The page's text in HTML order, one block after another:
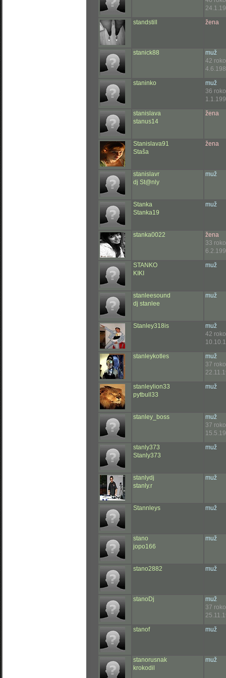
standstill
žena
stanick88
muž
42
staninko
muž
36
stanislava
stanus14
žena
Stanislava91
Staša
žena
stanislavr
dj St@nly
muž
Stanka
Stanka19
muž
stanka0022
žena
33
STANKO
KIKI
muž
stanleesound
dj stanlee
muž
Stanley318is
muž
42
stanleykotles
muž
37
stanleylion33
pytbull33
muž
stanley_boss
muž
37
stanly373
Stanly373
muž
stanlydj
stanly.r
muž
Stannleys muž
stano
jopo166
muž
stano2882 muž
stanoDj
muž
37
stanof
muž
stanorusnak
krokodil
muž